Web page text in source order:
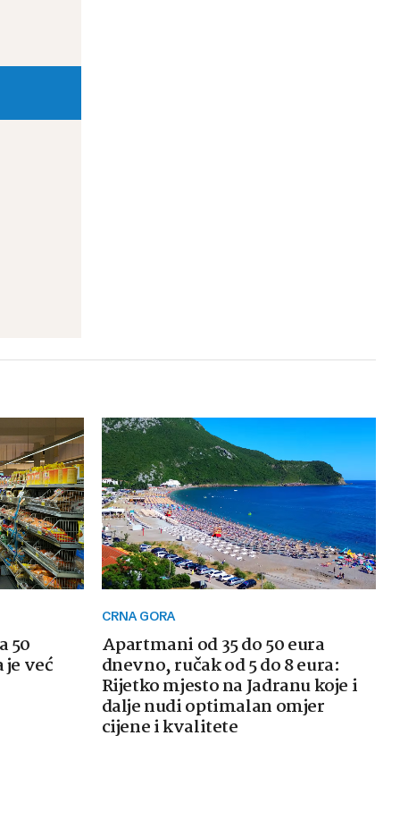
50
već
CRNA GORA
Apartmani od 35 do 50 eura
dnevno, ručak od 5 do 8 eura:
Rijetko mjesto na Jadranu koje i
dalje nudi optimalan omjer
cijene i kvalitete